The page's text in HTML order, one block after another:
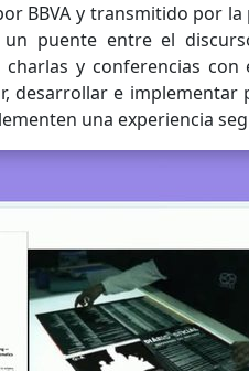
BBVA y transmitido por
puente entre el
y conferencias
desarrollar e implementar
una experiencia